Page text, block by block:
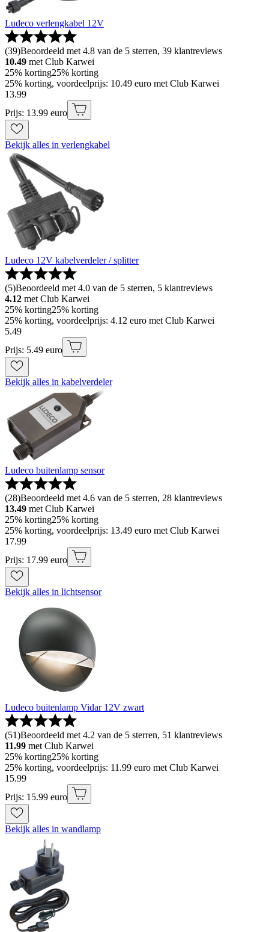
Ludeco verlengkabel 12V
(39)Beoordeeld met 4.8 van de 5 sterren, 39 klantreviews
10.49 met Club Karwei
25% korting25% korting
25% korting, voordeelprijs: 10.49 euro met Club Karwei
13.99
Prijs: 13.99 euro
Bekijk alles in verlengkabel
Ludeco 12V kabelverdeler / splitter
(5)Beoordeeld met 4.0 van de 5 sterren, 5 klantreviews
4.12 met Club Karwei
25% korting25% korting
25% korting, voordeelprijs: 4.12 euro met Club Karwei
5.49
Prijs: 5.49 euro
Bekijk alles in kabelverdeler
Ludeco buitenlamp sensor
(28)Beoordeeld met 4.6 van de 5 sterren, 28 klantreviews
13.49 met Club Karwei
25% korting25% korting
25% korting, voordeelprijs: 13.49 euro met Club Karwei
17.99
Prijs: 17.99 euro
Bekijk alles in lichtsensor
Ludeco buitenlamp Vidar 12V zwart
(51)Beoordeeld met 4.2 van de 5 sterren, 51 klantreviews
11.99 met Club Karwei
25% korting25% korting
25% korting, voordeelprijs: 11.99 euro met Club Karwei
15.99
Prijs: 15.99 euro
Bekijk alles in wandlamp